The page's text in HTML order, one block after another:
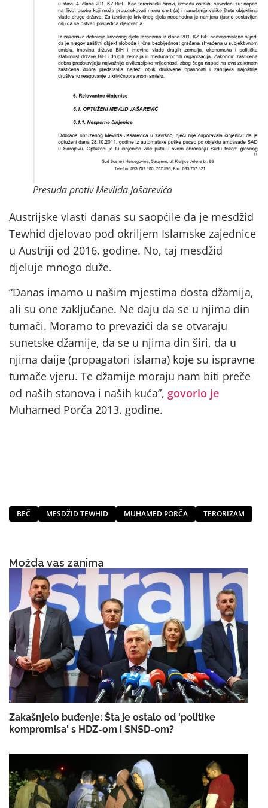
Presuda protiv Mevlida Jašarevića
Austrijske vlasti danas su saopćile da je mesdžid
Tewhid djelovao pod okriljem Islamske zajednice
u Austriji od 2016. godine. No, taj mesdžid
djeluje mnogo duže.
“Danas imamo u našim mjestima dosta džamija,
ali su one zaključane. Ne daju da se u njima din
tumači. Moramo to prevazići da se otvaraju
sunetske džamije, da se u njima din širi, da u
njima daije (propagatori islama) koje su ispravne
tumače vjeru. Te džamije moraju nam biti preče
od naših stanova i naših kuća”, govorio je
Muhamed Porča 2013. godine.
BEČ MESDŽID TEWHID MUHAMED PORČA TERORIZAM
Možda vas zanima
Zakašnjelo buđenje: Šta je ostalo od 'politike
kompromisa' s HDZ-om i SNSD-om?